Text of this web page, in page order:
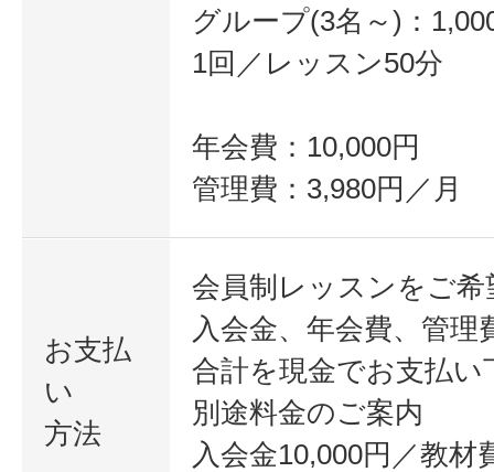
グループ(3名～)：
1回／レッスン50分
年会費：10,000円
管理費：3,980円／月
お支払
い
方法
会員制レッスンをご希
入会金、年会費、管理
合計を現金でお支払い
別途料金のご案内
入会金10,000円／教材